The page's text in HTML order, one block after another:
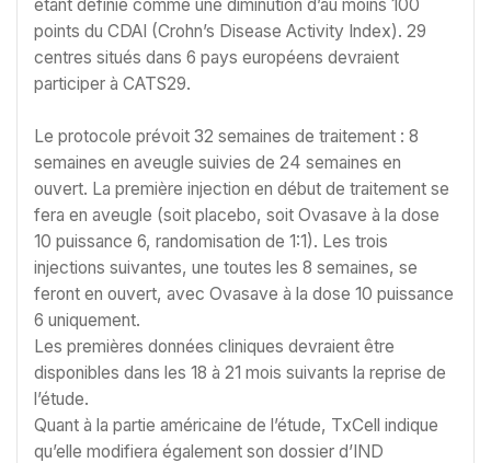
étant définie comme une diminution d’au moins 100
points du CDAI (Crohn’s Disease Activity Index). 29
centres situés dans 6 pays européens devraient
participer à CATS29.
Le protocole prévoit 32 semaines de traitement : 8
semaines en aveugle suivies de 24 semaines en
ouvert. La première injection en début de traitement se
fera en aveugle (soit placebo, soit Ovasave à la dose
10 puissance 6, randomisation de 1:1). Les trois
injections suivantes, une toutes les 8 semaines, se
feront en ouvert, avec Ovasave à la dose 10 puissance
6 uniquement.
Les premières données cliniques devraient être
disponibles dans les 18 à 21 mois suivants la reprise de
l’étude.
Quant à la partie américaine de l’étude, TxCell indique
qu’elle modifiera également son dossier d’IND